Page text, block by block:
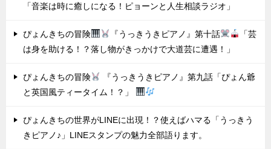
「音楽は時に癒しになる！ピョーンと人生相談ラジオ」
ぴょんきちの冒険 『うっきうきピアノ』第十話
「芸
は身を助ける！？落し物がきっかけで大道芸に遭遇！」
ぴょんきちの冒険
『うっきうきピアノ』第九話「ぴょん爺
と英国風ティータイム！？」
ぴょんきちの世界がLINEに出現！？使えばハマる「うっきう
きピアノ♪」LINEスタンプの魅力全部語ります。